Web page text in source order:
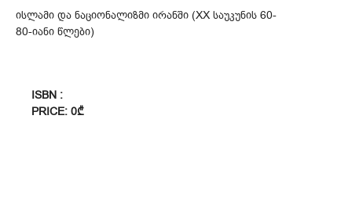
ისლამი და ნაციონალიზმი ირანში (XX საუკუნის 60-
80-იანი წლები)
ISBN :
PRICE: 0₾